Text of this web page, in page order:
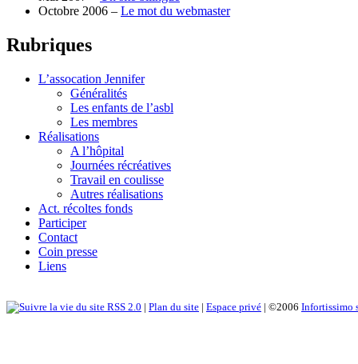
Octobre 2006 – Le mot du webmaster
Rubriques
L’assocation Jennifer
Généralités
Les enfants de l’asbl
Les membres
Réalisations
A l’hôpital
Journées récréatives
Travail en coulisse
Autres réalisations
Act. récoltes fonds
Participer
Contact
Coin presse
Liens
RSS 2.0 | Plan du site | Espace privé | ©2006 Infortissimo